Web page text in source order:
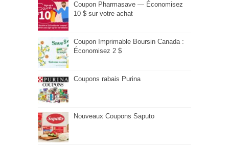
Coupon Pharmasave — Économisez
10 $ sur votre achat
Coupon Imprimable Boursin Canada :
Économisez 2 $
Coupons rabais Purina
Nouveaux Coupons Saputo